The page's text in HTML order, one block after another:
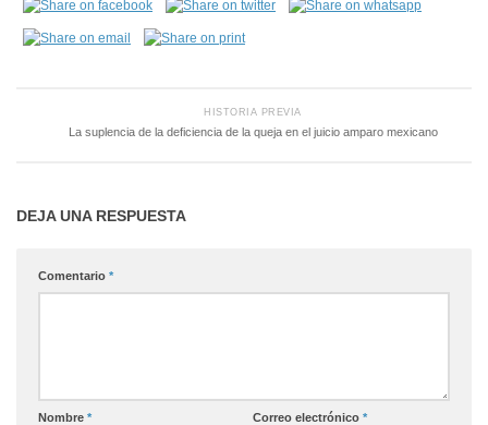
HISTORIA PREVIA
La suplencia de la deficiencia de la queja en el juicio amparo mexicano
DEJA UNA RESPUESTA
Comentario *
Nombre * Correo electrónico *